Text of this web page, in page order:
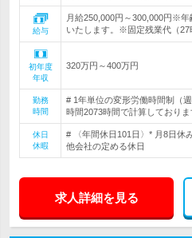
給与
月給250,000円～300,000円※
いたします。※固定残業代（27
初年度
年収
320万円～400万円
勤務
時間
# 1年単位の変形労働時間制（
時間2073時間で計算しておりま
休日
休暇
# 〈年間休日101日〉* 月8日休
他会社の定める休日
求人詳細を見る